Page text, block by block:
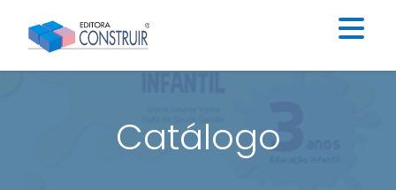
Institucional
Catálogo
Educação Infantil
Catálogo